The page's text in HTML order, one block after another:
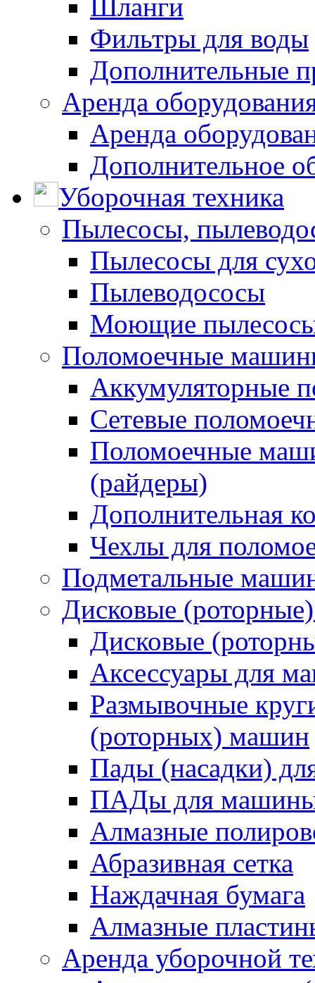
Шланги
Фильтры для воды
Дополнительные
Аренда
Аренда
Дополнительное
Уборочная техника
Пылесосы,
Пылесосы для
Пылеводососы
Моющие пылесосы
Поломоечные
Аккумуляторные
Сетевые
Поломоечные
(райдеры)
Дополнительная
Чехлы для
Подметальные
Дисковые
Дисковые
Аксессуары для
Размывочные
(роторных) машин
Пады (насадки)
ПАДы для
Алмазные
Абразивная сетка
Наждачная бумага
Алмазные
Аренда уборочной